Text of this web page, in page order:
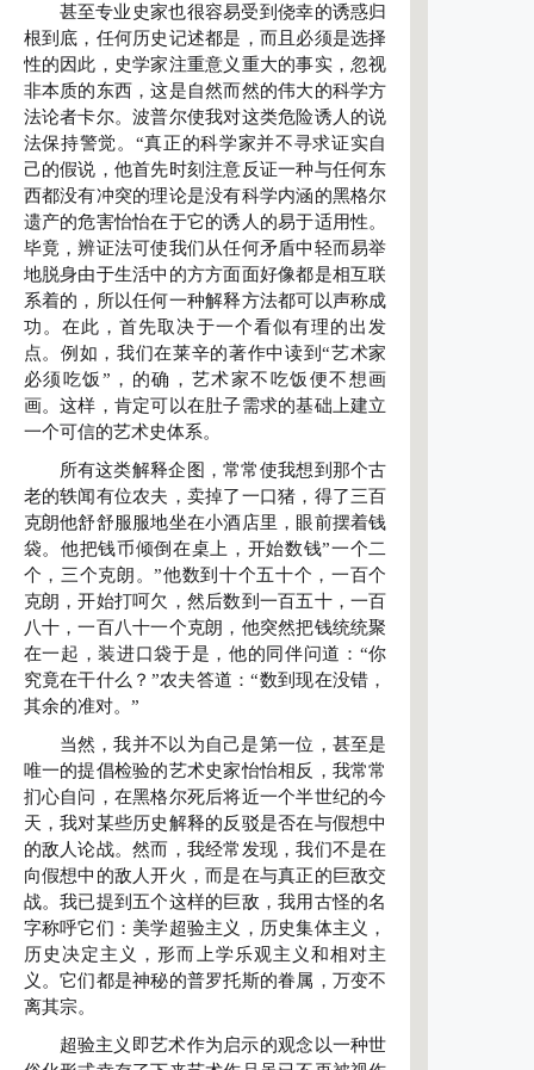
甚至专业史家也很容易受到侥幸的诱惑归
根到底，任何历史记述都是，而且必须是选择
性的因此，史学家注重意义重大的事实，忽视
非本质的东西，这是自然而然的伟大的科学方
法论者卡尔。波普尔使我对这类危险诱人的说
法保持警觉。“真正的科学家并不寻求证实自
己的假说，他首先时刻注意反证一种与任何东
西都没有冲突的理论是没有科学内涵的黑格尔
遗产的危害怡怡在于它的诱人的易于适用性。
毕竟，辨证法可使我们从任何矛盾中轻而易举
地脱身由于生活中的方方面面好像都是相互联
系着的，所以任何一种解释方法都可以声称成
功。在此，首先取决于一个看似有理的出发
点。例如，我们在莱辛的著作中读到“艺术家
必须吃饭”，的确，艺术家不吃饭便不想画
画。这样，肯定可以在肚子需求的基础上建立
一个可信的艺术史体系。
所有这类解释企图，常常使我想到那个古
老的轶闻有位农夫，卖掉了一口猪，得了三百
克朗他舒舒服服地坐在小酒店里，眼前摆着钱
袋。他把钱币倾倒在桌上，开始数钱”一个二
个，三个克朗。”他数到十个五十个，一百个
克朗，开始打呵欠，然后数到一百五十，一百
八十，一百八十一个克朗，他突然把钱统统聚
在一起，装进口袋于是，他的同伴问道：“你
究竟在干什么？”农夫答道：“数到现在没错，
其余的准对。”
当然，我并不以为自己是第一位，甚至是
唯一的提倡检验的艺术史家怡怡相反，我常常
扪心自问，在黑格尔死后将近一个半世纪的今
天，我对某些历史解释的反驳是否在与假想中
的敌人论战。然而，我经常发现，我们不是在
向假想中的敌人开火，而是在与真正的巨敌交
战。我已提到五个这样的巨敌，我用古怪的名
字称呼它们：美学超验主义，历史集体主义，
历史决定主义，形而上学乐观主义和相对主
义。它们都是神秘的普罗托斯的眷属，万变不
离其宗。
超验主义即艺术作为启示的观念以一种世